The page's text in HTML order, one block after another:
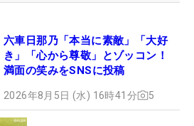
六車日那乃「本当に素敵」「大好
き」「心から尊敬」とゾッコン！
満面の笑みをSNSに投稿
2026年8月5日 (水) 16時41分 5